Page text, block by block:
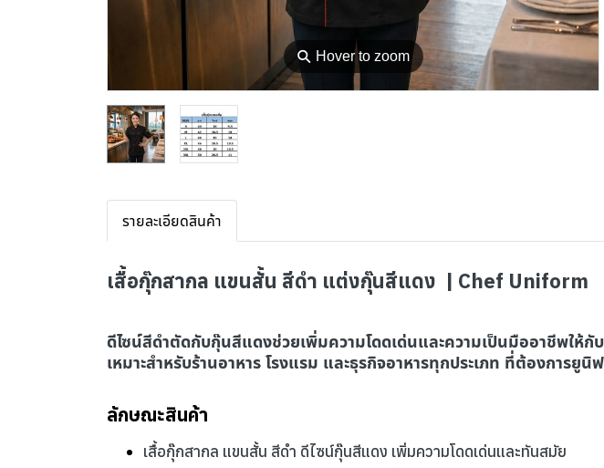
⚲ Hover to zoom
รายละเอียดสินค้า
เสื้อกุ๊กสากล แขนสั้น สีดำ แต่งกุ๊นสีแดง | Chef Uniform
ดีไซน์สีดำตัดกับกุ๊นสีแดงช่วยเพิ่มความโดดเด่นและความเป็นมืออาชีพให้
เหมาะสำหรับร้านอาหาร โรงแรม และธุรกิจอาหารทุกประเภท ที่ต้องกา
ลักษณะสินค้า
เสื้อกุ๊กสากล แขนสั้น สีดำ ดีไซน์กุ๊นสีแดง เพิ่มความโดดเด่นและทันสมัย